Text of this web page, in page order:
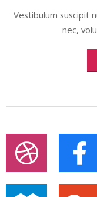
Vestibulum suscipit
nec,